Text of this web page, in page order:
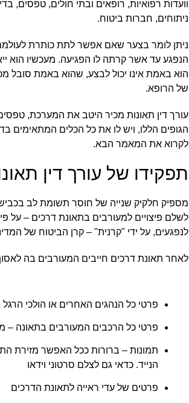
וועדות רפואיות, רופאים ובתי חולים, טפסים,
ניתוחים, חברות ביטוח.
ניתן לומר בצער שאם אפשר לתת כותרת
הנפגע עד אשר קרתה לו הפגיעה. מעכשיו הוא
הוא באמת אינו יכול לבצע, שהוא באמת סובל
של הרופא.
עורך דין תאונות מכיר היטב את המערכת,
הגופים הללו, ויש לו את כל הכלים המתאימים
לקרוא את המאמר הבא.
תפקידו של עורך דין
מספיק חלקיק שנייה של חוסר תשומת לב
לשלם פיצויים למעורבים בתאונת דרכים – על
לנפגעים, על ידי "קרנית" – קרן הביטוח של
לאחר תאונת דרכים חייבים המעורבים בה
פרטי כל הנהגים האחרים או הולכי
פרטי כל הרכבים המעורבים בתאונה –
תמונות – ברורות ככל האפשר מזירת
הנייד. כדאי גם לצלם סרטוני וידאו
פרטים של עדי ראייה לתאונת הדרכים